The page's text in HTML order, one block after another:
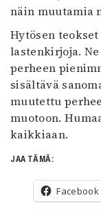
näin muutamia
Hytösen
lastenkirjoja.
perheen
sisältävä
muutettu
muotoon.
kaikkiaan.
JAA TÄMÄ:
Facebook